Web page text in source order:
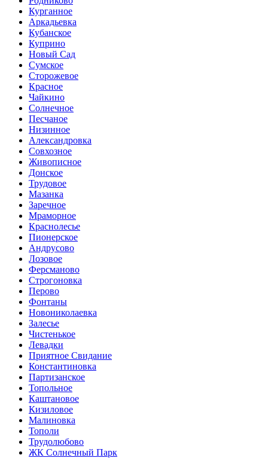
Курганное
Аркадьевка
Кубанское
Куприно
Новый Сад
Сумское
Сторожевое
Красное
Чайкино
Солнечное
Песчаное
Низинное
Александровка
Совхозное
Живописное
Донское
Трудовое
Мазанка
Заречное
Мраморное
Краснолесье
Пионерское
Андрусово
Лозовое
Ферсманово
Строгоновка
Перово
Фонтаны
Новониколаевка
Залесье
Чистенькое
Левадки
Приятное Свидание
Константиновка
Партизанское
Топольное
Каштановое
Кизиловое
Малиновка
Тополи
Трудолюбово
ЖК Солнечный Парк